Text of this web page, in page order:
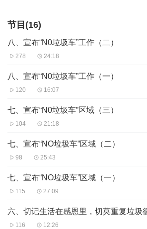
节目(16)
八、宣布“N0垃圾车”工作（二）
278 24:18
八、宣布“N0垃圾车”工作（一）
120 16:07
七、宣布“N0垃圾车”区域（三）
104 21:18
七、宣布“NO垃圾车”区域（二）
98 25:43
七、宣布“NO垃圾车”区域（一）
115 27:09
六、切记生活在感恩里，切莫重复垃圾
116 12:26